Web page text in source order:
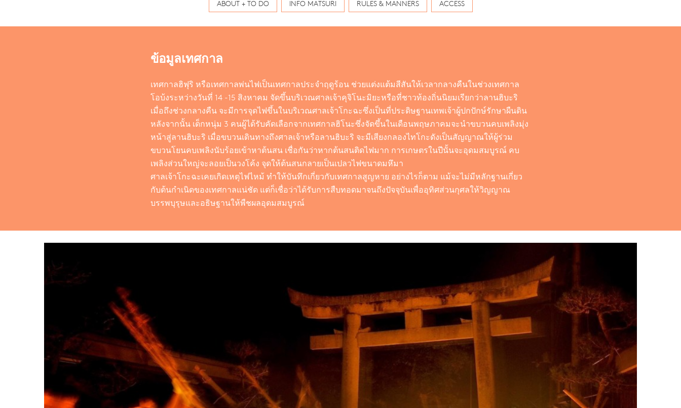
ABOUT + TO DO INFO MATSURI RULES & MANNERS ACCESS
ข้อมูลเทศกาล
เทศกาลฮิฟุริ หรือเทศกาลพ่นไฟเป็นเทศกาลประจำฤดูร้อน ช่วยแต่งแต้มสีสันให้เวลากลางคืนในช่วงเทศกาล
โอบ้งระหว่างวันที่ 14 -15 สิงหาคม จัดขึ้นบริเวณศาลเจ้าคุจิโนะมิยะหรือที่ชาวท้องถิ่นนิยมเรียกว่าลานฮิบะริ
เมื่อถึงช่วงกลางคืน จะมีการจุดไฟขึ้นในบริเวณศาลเจ้าโกะฉะซึ่งเป็นที่ประดิษฐานเทพเจ้าผู้ปกปักษ์รักษาผืนดิน
หลังจากนั้น เด็กหนุ่ม 3 คนผู้ได้รับคัดเลือกจากเทศกาลฮิโนะซึ่งจัดขึ้นในเดือนพฤษภาคมจะนำขบวนคบเพลิงมุ่ง
หน้าสู่ลานฮิบะริ เมื่อขบวนเดินทางถึงศาลเจ้าหรือลานฮิบะริ จะมีเสียงกลองไทโกะดังเป็นสัญญาณให้ผู้ร่วม
ขบวนโยนคบเพลิงนับร้อยเข้าหาต้นสน เชื่อกันว่าหากต้นสนติดไฟมาก การเกษตรในปีนั้นจะอุดมสมบูรณ์ คบ
เพลิงส่วนใหญ่จะลอยเป็นวงโค้ง จุดให้ต้นสนกลายเป็นเปลวไฟขนาดมหึมา
ศาลเจ้าโกะฉะเคยเกิดเหตุไฟไหม้ ทำให้บันทึกเกี่ยวกับเทศกาลสูญหาย อย่างไรก็ตาม แม้จะไม่มีหลักฐานเกี่ยว
กับต้นกำเนิดของเทศกาลแน่ชัด แต่ก็เชื่อว่าได้รับการสืบทอดมาจนถึงปัจจุบันเพื่ออุทิศส่วนกุศลให้วิญญาณ
บรรพบุรุษและอธิษฐานให้พืชผลอุดมสมบูรณ์